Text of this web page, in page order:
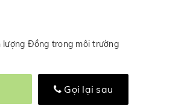
lượng Đồng trong môi trường
Gọi lại sau